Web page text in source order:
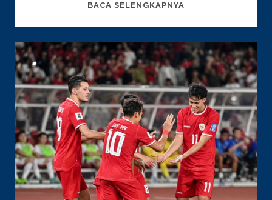
BACA SELENGKAPNYA
&
SOSMED
JADI
DUET
MAUT
BUAT
BRAND
LO